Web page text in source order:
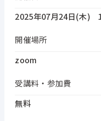
2025年07月24日(木)
開催場所
zoom
受講料・参加費
無料